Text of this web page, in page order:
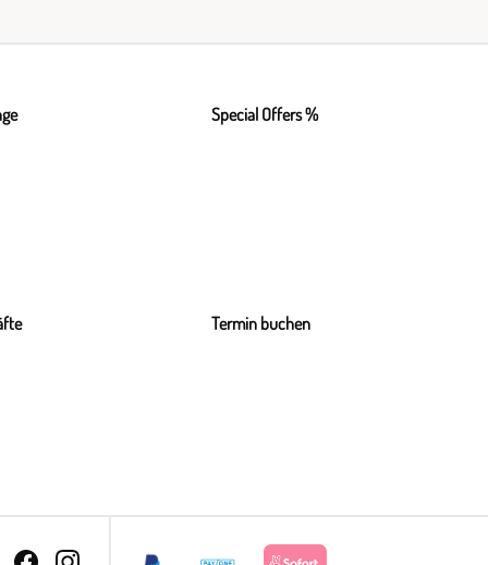
Special Offers %
Termin buchen